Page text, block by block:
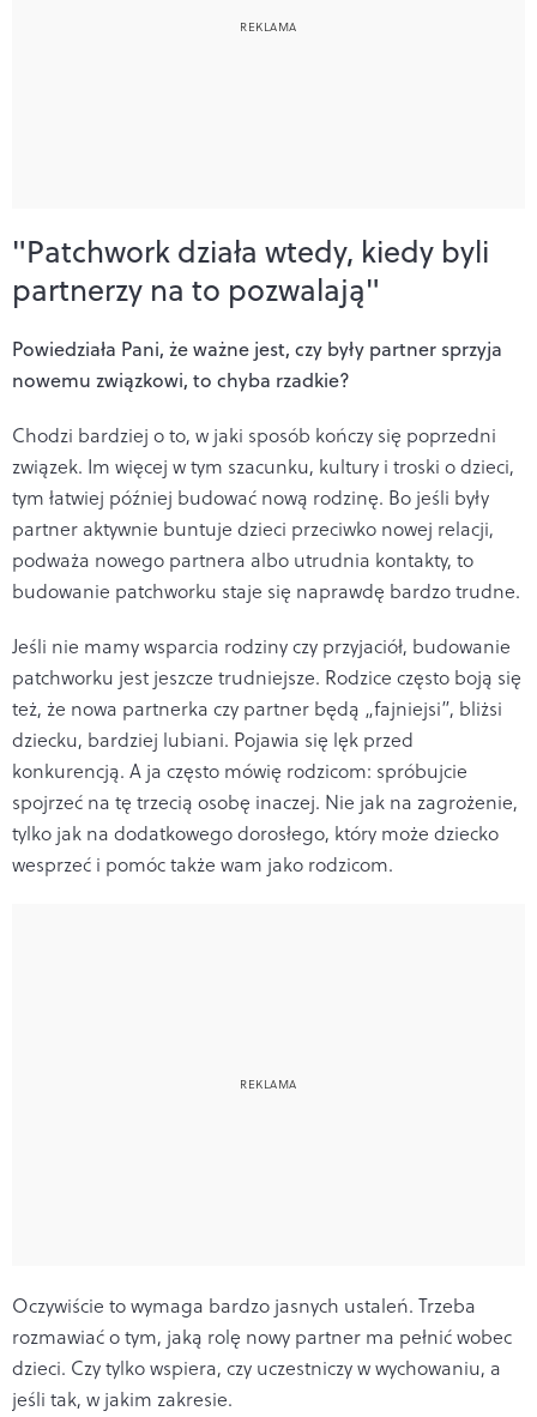
"Patchwork działa wtedy, kiedy byli
partnerzy na to pozwalają"
Powiedziała Pani, że ważne jest, czy były partner sprzyja
nowemu związkowi, to chyba rzadkie?
Chodzi bardziej o to, w jaki sposób kończy się poprzedni
związek. Im więcej w tym szacunku, kultury i troski o dzieci,
tym łatwiej później budować nową rodzinę. Bo jeśli były
partner aktywnie buntuje dzieci przeciwko nowej relacji,
podważa nowego partnera albo utrudnia kontakty, to
budowanie patchworku staje się naprawdę bardzo trudne.
Jeśli nie mamy wsparcia rodziny czy przyjaciół, budowanie
patchworku jest jeszcze trudniejsze. Rodzice często boją się
też, że nowa partnerka czy partner będą „fajniejsi”, bliżsi
dziecku, bardziej lubiani. Pojawia się lęk przed
konkurencją. A ja często mówię rodzicom: spróbujcie
spojrzeć na tę trzecią osobę inaczej. Nie jak na zagrożenie,
tylko jak na dodatkowego dorosłego, który może dziecko
wesprzeć i pomóc także wam jako rodzicom.
Oczywiście to wymaga bardzo jasnych ustaleń. Trzeba
rozmawiać o tym, jaką rolę nowy partner ma pełnić wobec
dzieci. Czy tylko wspiera, czy uczestniczy w wychowaniu, a
jeśli tak, w jakim zakresie.